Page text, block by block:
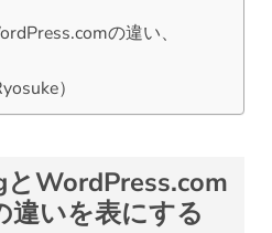
の違い、
）
とWordPress.com
違いを表にする